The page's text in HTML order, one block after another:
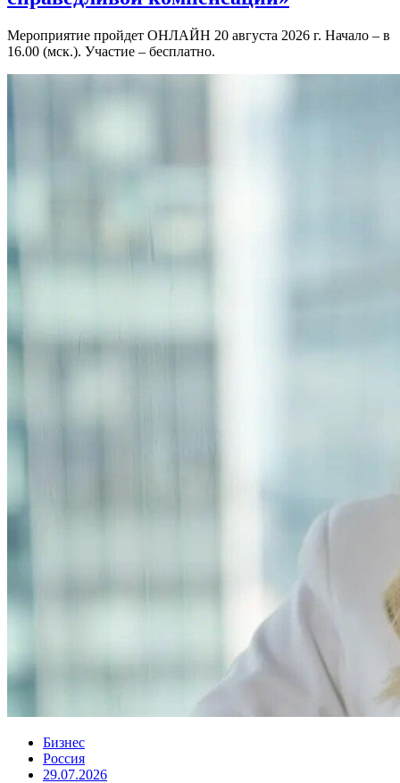
Мероприятие пройдет ОНЛАЙН 20 августа 2026 г. Начало – в
16.00 (мск.). Участие – бесплатно.
Бизнес
Россия
29.07.2026